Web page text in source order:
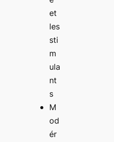
et
les
sti
m
ula
nt
s
M
od
ér